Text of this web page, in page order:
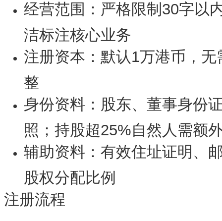
经营范围：严格限制30字以
洁标注核心业务
注册资本：默认1万港币，
整
身份资料：股东、董事身份
照；持股超25%自然人需额
辅助资料：有效住址证明、
股权分配比例
注册流程